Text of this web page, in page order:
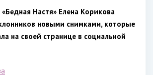
Настя» Елена Корикова
новыми снимками, которые
на своей странице в социальной